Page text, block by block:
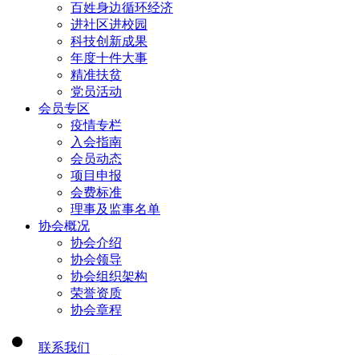
百姓身边循环经济
进社区进校园
科技创新成果
年度十件大事
精准扶贫
党员活动
会员专区
疫情专栏
入会指南
会员动态
项目申报
会费标准
理事及监事名单
协会概况
协会介绍
协会领导
协会组织架构
荣誉资质
协会章程
联系我们